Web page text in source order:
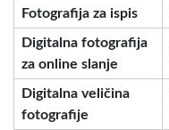
Fotografija za ispis
Digitalna fotografija
za online slanje
Digitalna veličina
fotografije